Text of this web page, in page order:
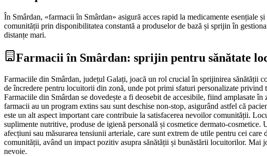
În Smârdan, «farmacii în Smârdan» asigură acces rapid la medicamente esențiale
comunității prin disponibilitatea constantă a produselor de bază și sprijin în
distanțe mari.
Farmacii în Smârdan: sprijin pentru sănătate
Farmaciile din Smârdan, județul Galați, joacă un rol crucial în sprijinirea sănătății
de încredere pentru locuitorii din zonă, unde pot primi sfaturi personalizate
Farmaciile din Smârdan se dovedește a fi deosebit de accesibile, fiind amplasate
farmacii au un program extins sau sunt deschise non-stop, asigurând astfel că
este un alt aspect important care contribuie la satisfacerea nevoilor comunității.
suplimente nutritive, produse de igienă personală și cosmetice dermato-
afecțiuni sau măsurarea tensiunii arteriale, care sunt extrem de utile pentru cei
comunității, având un impact pozitiv asupra sănătății și bunăstării locuitorilor. Mai
nevoie.